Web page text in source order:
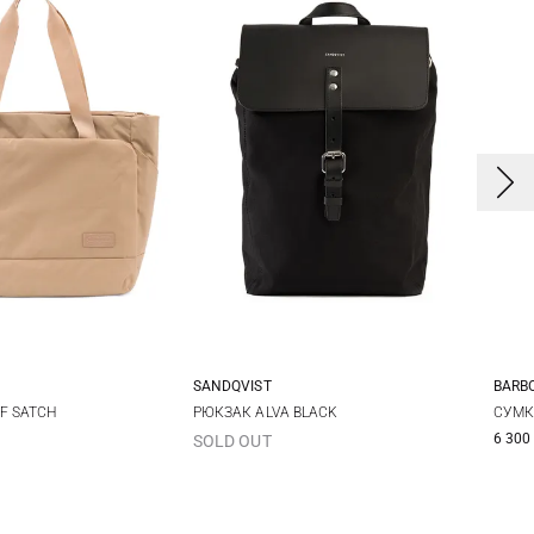
One Size
SATCH
26Х37Х11СМ
SANDQVIST
РЮКЗАК ALVA BLACK
SOLD OUT
6 300